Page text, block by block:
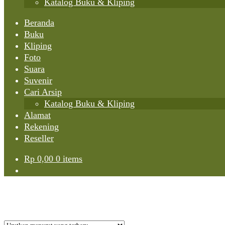
Katalog Buku & Kliping
Beranda
Buku
Kliping
Foto
Suara
Suvenir
Cari Arsip
Katalog Buku & Kliping
Alamat
Rekening
Reseller
Rp 0,00 0 items